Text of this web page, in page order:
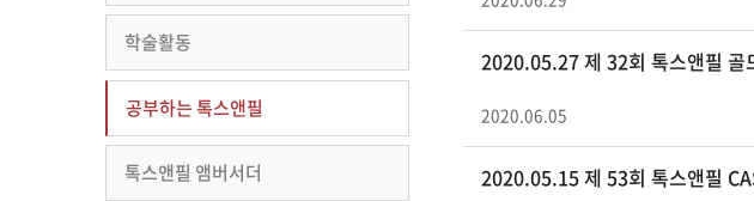
학술활동
공부하는 톡스앤필
톡스앤필 앰버서더
2020.05.27 제 32회 톡스앤필 골
2020.06.05
2020.05.15 제 53회 톡스앤필